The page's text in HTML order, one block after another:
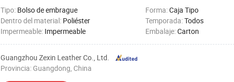
Tipo: Bolso de embrague Forma:Caja Tipo
Dentro del material: Poliéster Temporada:Todos
Impermeable: Impermeable Embalaje:Carton
Guangzhou Zexin Leather Co., Ltd.
Provincia: Guangdong, China